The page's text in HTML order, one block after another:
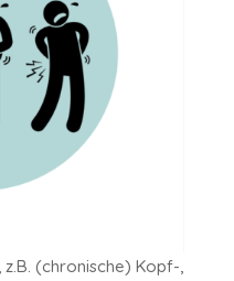
(chronische) Kopf-,